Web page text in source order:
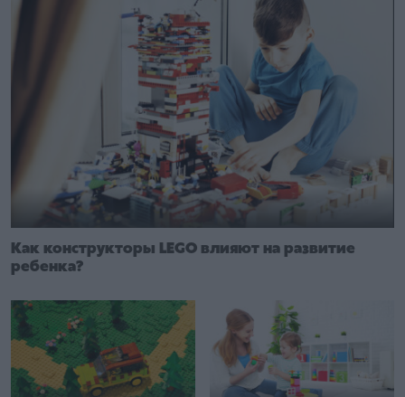
Как конструкторы LEGO влияют на развитие
ребенка?